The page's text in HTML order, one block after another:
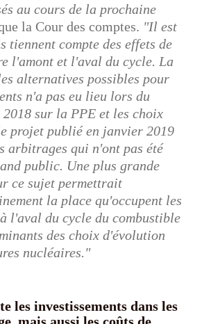
au cours de la prochaine
la Cour des comptes. "Il est
tiennent compte des effets de
l'amont et l'aval du cycle. La
alternatives possibles pour
n'a pas eu lieu lors du
sur la PPE et les choix
projet publié en janvier 2019
arbitrages qui n'ont pas été
public. Une plus grande
ce sujet permettrait
la place qu'occupent les
l'aval du cycle du combustible
des choix d'évolution
nucléaires."
les investissements dans les